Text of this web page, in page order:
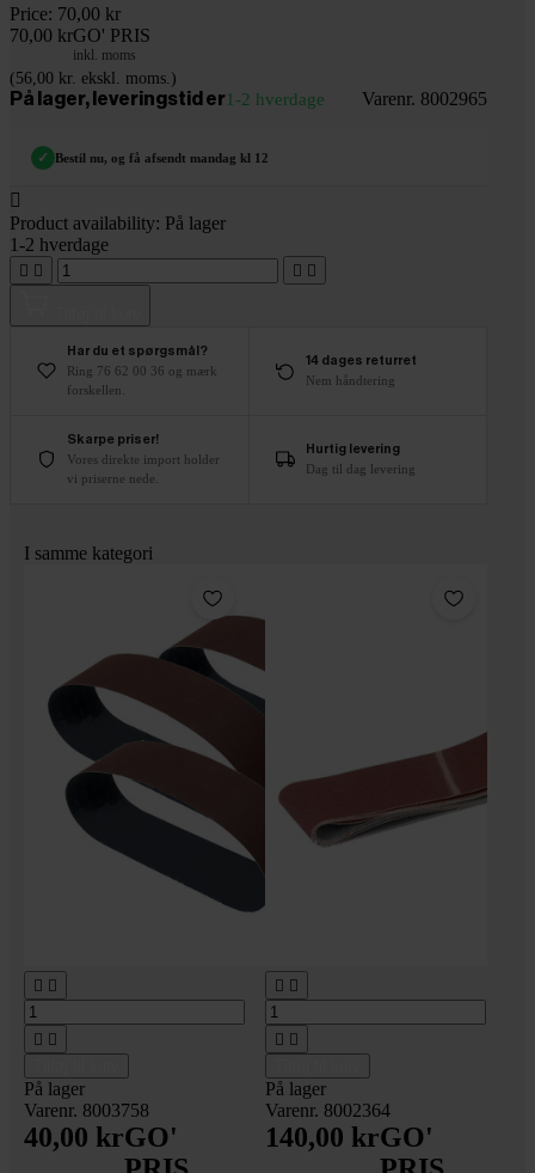
Price: 70,00 kr
70,00 krGO' PRIS
inkl. moms
(56,00 kr. ekskl. moms.)
På lager, leveringstid er1-2 hverdage Varenr. 8002965
✓ Bestil nu, og få afsendt mandag kl 12

Product availability: På lager
1-2 hverdage
   
Har du et spørgsmål?
Ring 76 62 00 36 og mærk
forskellen.
14 dages returret
Nem håndtering
Skarpe priser!
Vores direkte import holder
vi priserne nede.
Hurtig levering
Dag til dag levering
I samme kategori
 
 
På lager
Varenr. 8003758
40,00 krGO'
 
 
På lager
Varenr. 8002364
140,00 krGO'